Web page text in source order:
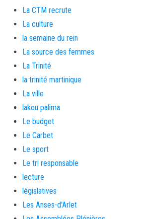
La CTM recrute
La culture
la semaine du rein
La source des femmes
La Trinité
la trinité martinique
La ville
lakou palima
Le budget
Le Carbet
Le sport
Le tri responsable
lecture
législatives
Les Anses-d'Arlet